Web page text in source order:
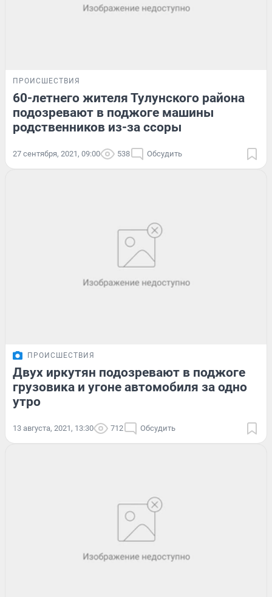
ПРОИСШЕСТВИЯ
60-летнего жителя Тулунского района
подозревают в поджоге машины
родственников из-за ссоры
27 сентября, 2021, 09:00 538 Обсудить
ПРОИСШЕСТВИЯ
Двух иркутян подозревают в поджоге
грузовика и угоне автомобиля за одно
утро
13 августа, 2021, 13:30 712 Обсудить